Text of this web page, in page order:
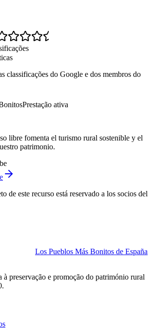
classificações do Google e dos membros do
Prestação ativa
libre fomenta el turismo rural sostenible y el
patrimonio.
de este recurso está reservado a los socios del
Los Pueblos Más Bonitos de España
à preservação e promoção do património rural